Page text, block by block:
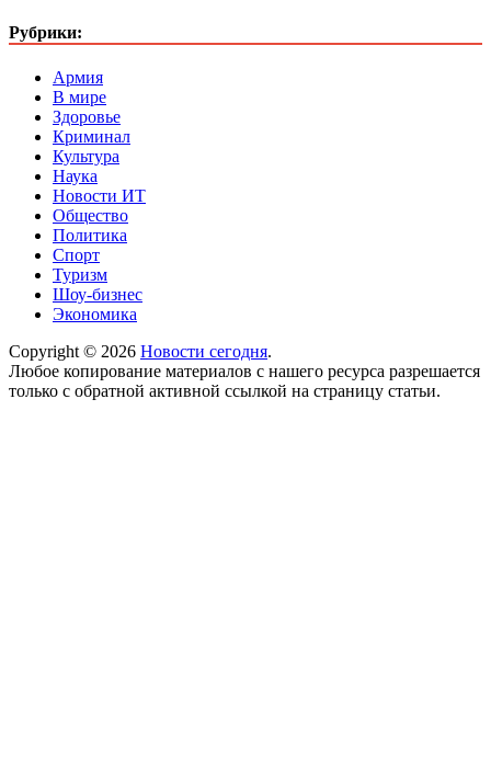
Рубрики:
Армия
В мире
Здоровье
Криминал
Культура
Наука
Новости ИТ
Общество
Политика
Спорт
Туризм
Шоу-бизнес
Экономика
Copyright © 2026 Новости сегодня.
Любое копирование материалов с нашего ресурса разрешается
только с обратной активной ссылкой на страницу статьи.